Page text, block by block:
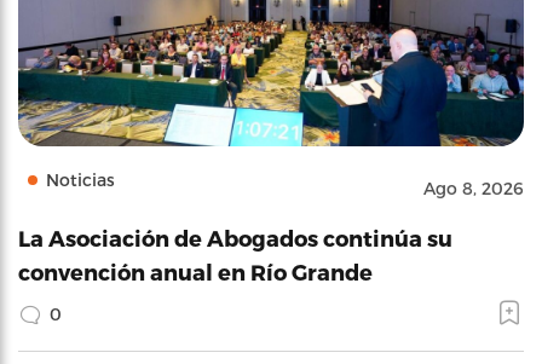
Noticias Ago 8, 2026
La Asociación de Abogados continúa su
convención anual en Río Grande
0